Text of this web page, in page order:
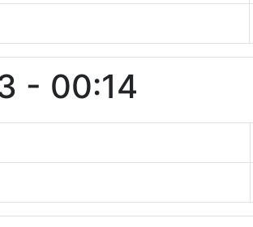
- 00:14